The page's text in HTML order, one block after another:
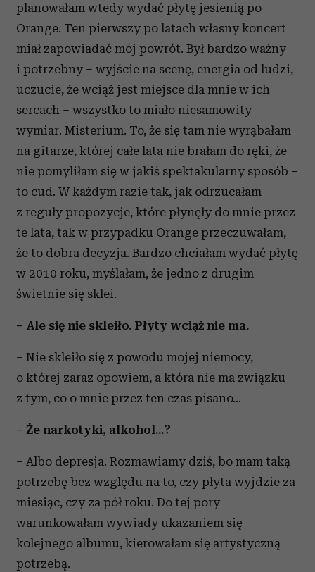
planowałam wtedy wydać płytę jesienią po
Orange. Ten pierwszy po latach własny koncert
miał zapowiadać mój powrót. Był bardzo ważny
i potrzebny – wyjście na scenę, energia od ludzi,
uczucie, że wciąż jest miejsce dla mnie w ich
sercach – wszystko to miało niesamowity
wymiar. Misterium. To, że się tam nie wyrąbałam
na gitarze, której całe lata nie brałam do ręki, że
nie pomyliłam się w jakiś spektakularny sposób –
to cud. W każdym razie tak, jak odrzucałam
z reguły propozycje, które płynęły do mnie przez
te lata, tak w przypadku Orange przeczuwałam,
że to dobra decyzja. Bardzo chciałam wydać płytę
w 2010 roku, myślałam, że jedno z drugim
świetnie się sklei.
– Ale się nie skleiło. Płyty wciąż nie ma.
– Nie skleiło się z powodu mojej niemocy,
o której zaraz opowiem, a która nie ma związku
z tym, co o mnie przez ten czas pisano...
– Że narkotyki, alkohol...?
– Albo depresja. Rozmawiamy dziś, bo mam taką
potrzebę bez względu na to, czy płyta wyjdzie za
miesiąc, czy za pół roku. Do tej pory
warunkowałam wywiady ukazaniem się
kolejnego albumu, kierowałam się artystyczną
potrzebą.